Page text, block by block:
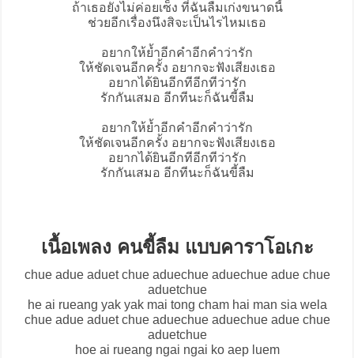
ถ้าเธอยังไม่ค่อยเซ็ง ที่ฉันลืมเก่งขนาดนี้
ช่วยอีกเรื่องนึงสิจะเป็นไรไหมเธอ
อยากให้ย้ำอีกคำอีกคำว่ารัก
ให้ชัดเจนอีกครั้ง อยากจะฟังเสียงเธอ
อยากได้ยินอีกทีอีกทีว่ารัก
รักกันเสมอ อีกทีนะก็ฉันขี้ลืม
อยากให้ย้ำอีกคำอีกคำว่ารัก
ให้ชัดเจนอีกครั้ง อยากจะฟังเสียงเธอ
อยากได้ยินอีกทีอีกทีว่ารัก
รักกันเสมอ อีกทีนะก็ฉันขี้ลืม
เนื้อเพลง คนขี้ลืม แบบคาราโอเกะ
chue adue aduet chue aduechue aduechue adue chue
aduetchue
he ai rueang yak yak mai tong cham hai man sia wela
chue adue aduet chue aduechue aduechue adue chue
aduetchue
hoe ai rueang ngai ngai ko aep luem